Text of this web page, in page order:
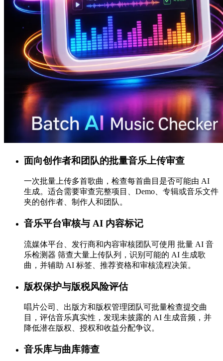
面向创作者和团队的批量音乐上传审查
一次批量上传多首歌曲，检查每首曲目是否可能由 AI
生成。适合需要审查完整项目、Demo、专辑或音乐文件
夹的创作者、制作人和团队。
音乐平台审核与 AI 内容标记
流媒体平台、发行商和内容审核团队可使用 批量 AI 音
乐检测器 筛查大量上传队列，识别可能的 AI 生成歌
曲，并辅助 AI 标签、推荐资格和审核流程决策。
版权保护与版税风险评估
唱片公司、出版方和版权管理团队可批量检查提交曲
目，评估音乐真实性，发现未披露的 AI 生成音频，并
降低潜在版权、授权和收益分配争议。
音乐库与曲库筛查